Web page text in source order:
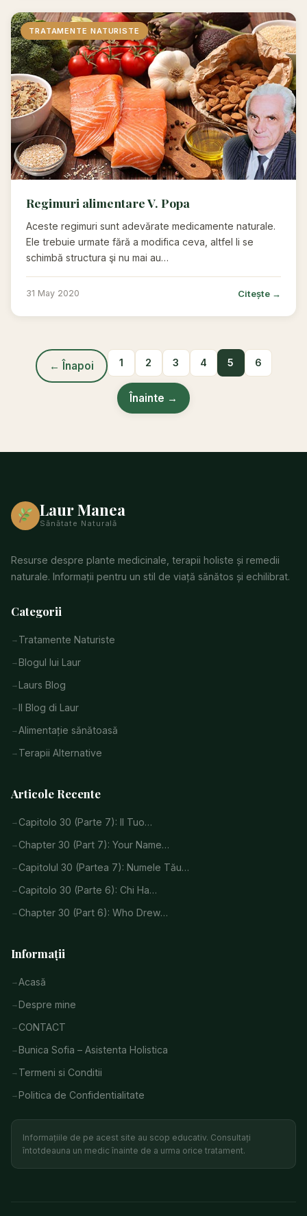
TRATAMENTE NATURISTE
Regimuri alimentare V. Popa
Aceste regimuri sunt adevărate medicamente naturale.
Ele trebuie urmate fără a modifica ceva, altfel li se
schimbă structura şi nu mai au…
31 May 2020 Citește →
← Înapoi 1 2 3 4 5 6
Înainte →
Laur Manea
Sănătate Naturală
Resurse despre plante medicinale, terapii holiste și remedii
naturale. Informații pentru un stil de viață sănătos și echilibrat.
Categorii
Tratamente Naturiste
Blogul lui Laur
Laurs Blog
Il Blog di Laur
Alimentație sănătoasă
Terapii Alternative
Articole Recente
Capitolo 30 (Parte 7): Il Tuo…
Chapter 30 (Part 7): Your Name…
Capitolul 30 (Partea 7): Numele Tău…
Capitolo 30 (Parte 6): Chi Ha…
Chapter 30 (Part 6): Who Drew…
Informații
Acasă
Despre mine
CONTACT
Bunica Sofia – Asistenta Holistica
Termeni si Conditii
Politica de Confidentialitate
Informațiile de pe acest site au scop educativ. Consultați
întotdeauna un medic înainte de a urma orice tratament.